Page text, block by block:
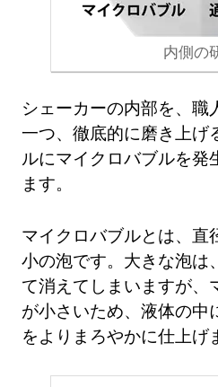
内側の
シェーカーの内部を、職
一つ、徹底的に磨き上げ
ルにマイクロバブルを発
ます。
マイクロバブルとは、直
小の泡です。大きな泡は
て消えてしまいますが、
が小さいため、液体の中
をよりまろやかに仕上げ